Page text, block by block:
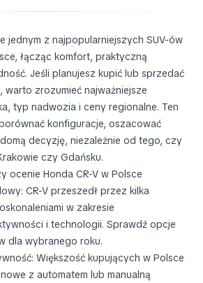
jednym z najpopularniejszych SUV-ów
łącząc komfort, praktyczną
Jeśli planujesz kupić lub sprzedać
warto zrozumieć najważniejsze
typ nadwozia i ceny regionalne. Ten
konfiguracje, oszacować
decyzję, niezależnie od tego, czy
czy Gdańsku.
ocenie Honda CR-V w Polsce
CR-V przeszedł przez kilka
w zakresie
i technologii. Sprawdź opcje
dla wybranego roku.
Większość kupujących w Polsce
z automatem lub manualną